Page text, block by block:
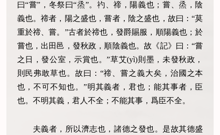
曰“嘗”，冬祭曰“烝”。礿、禘，陽義也；嘗、烝，陰
義也。禘者，陽之盛也，嘗者，陰之盛也，故曰：“莫
重於禘、嘗。”古者於禘也，發爵賜服，順陽義也；於
嘗也，出田邑，發秋政，順陰義也。故《記》曰：“嘗
之日，發公室，示賞也。”草艾(yì)則墨，未發秋政，
則民弗敢草也。故曰：“禘、嘗之義大矣，治國之本
也，不可不知也。”明其義者，君也；能其事者，臣
也。不明其義，君人不全；不能其事，爲臣不全。
夫義者，所以濟志也，諸德之發也。是故其德盛